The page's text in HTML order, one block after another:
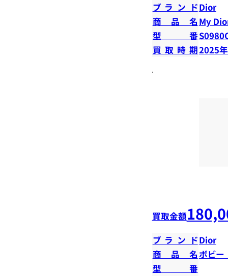
ブランドDior
商品名 My
型番
買取時期2025
買取金額
ブランドDior
商品名ボビー
型番